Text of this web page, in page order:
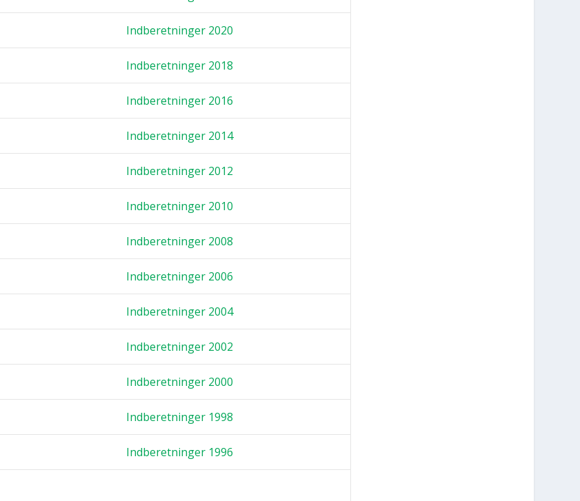
Ind­be­ret­nin­ger 2020
Ind­be­ret­nin­ger 2018
Ind­be­ret­nin­ger 2016
Ind­be­ret­nin­ger 2014
Ind­be­ret­nin­ger 2012
Ind­be­ret­nin­ger 2010
Ind­be­ret­nin­ger 2008
Ind­be­ret­nin­ger 2006
Ind­be­ret­nin­ger 2004
Ind­be­ret­nin­ger 2002
Ind­be­ret­nin­ger 2000
Ind­be­ret­nin­ger 1998
Ind­be­ret­nin­ger 1996